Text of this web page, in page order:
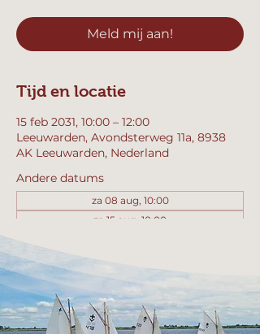
Meld mij aan!
Tijd en locatie
15 feb 2031, 10:00 – 12:00
Leeuwarden, Avondsterweg 11a, 8938
AK Leeuwarden, Nederland
Andere datums
za 08 aug, 10:00
za 15 aug, 10:00
Bekijk alle 358 datums
Meld mij aan!